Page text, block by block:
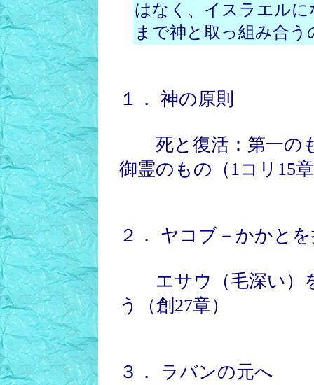
はなく、イスラエル
まで神と取っ組み合う
１． 神の原則
死と復活：第一の
御霊のもの（1コリ15
２． ヤコブ－かかと
エサウ（毛深い）
う（創27章）
３． ラバンの元へ